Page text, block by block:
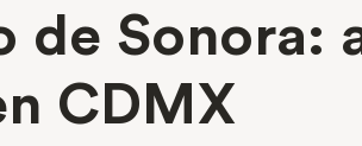
de Sonora:
CDMX